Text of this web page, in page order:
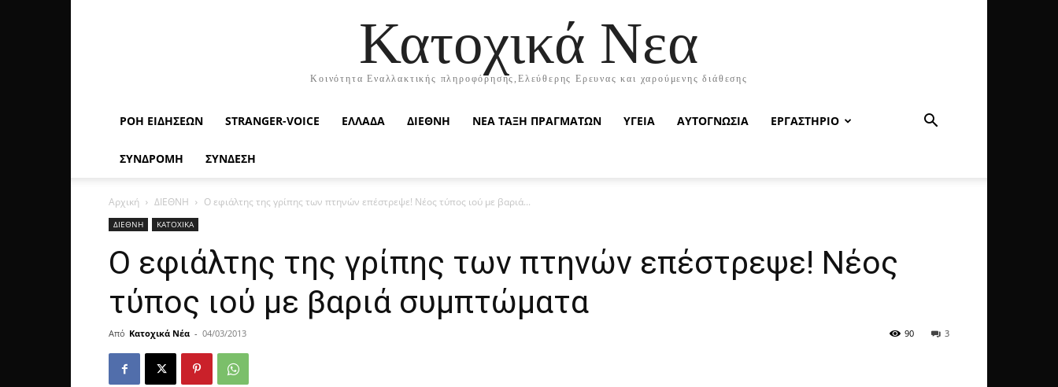
Κατοχικά Νεα
Κοινότητα Εναλλακτικής πληροφόρησης,Ελεύθερης Ερευνας και χαρούμενης διάθεσης
ΡΟΉ ΕΙΔΉΣΕΩΝ STRANGER-VOICE ΕΛΛΑΔΑ ΔΙΕΘΝΗ ΝΕΑ ΤΑΞΗ ΠΡΑΓΜΑΤΩΝ ΥΓΕΙΑ ΑΥΤΟΓΝΩΣΙΑ ΕΡΓΑΣΤΗΡΙΟ
ΣΥΝΔΡΟΜΗ ΣΥΝΔΕΣΗ
Αρχική ΔΙΕΘΝΗ Ο εφιάλτης της γρίπης των πτηνών επέστρεψε! Νέος τύπος ιού με βαριά...
ΔΙΕΘΝΗ ΚΑΤΟΧΙΚΑ
Ο εφιάλτης της γρίπης των πτηνών επέστρεψε! Νέος
τύπος ιού με βαριά συμπτώματα
Από Κατοχικά Νέα - 04/03/2013 3
90